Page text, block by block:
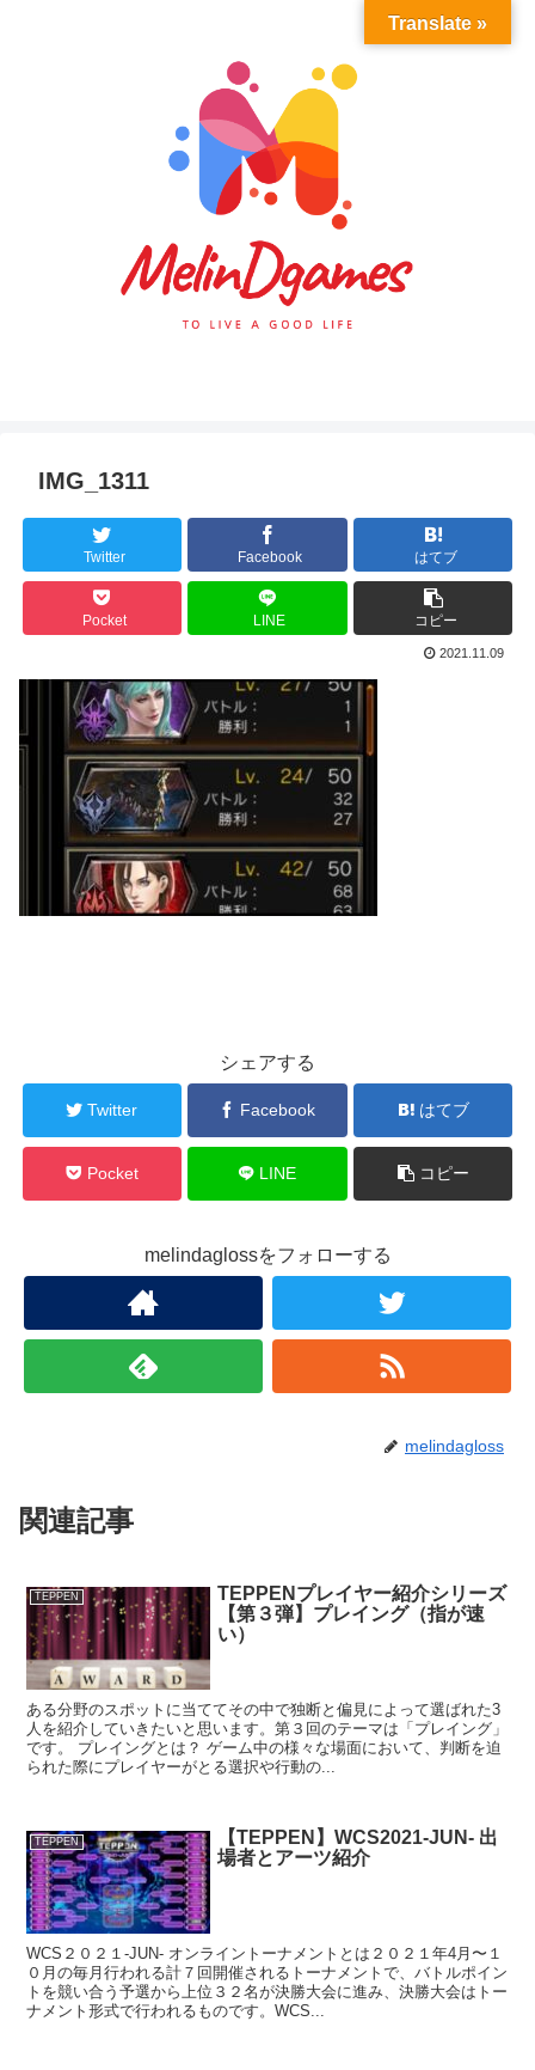
IMG_1311
Twitter Facebook はてブ
Pocket LINE コピー
2021.11.09
シェアする
Twitter Facebook はてブ
Pocket LINE コピー
melindaglossをフォローする
melindagloss
関連記事
TEPPEN
TEPPENプレイヤー紹介シリーズ
【第３弾】プレイング（指が速
い）
ある分野のスポットに当ててその中で独断と偏見によって選ばれた3
人を紹介していきたいと思います。第３回のテーマは「プレイング」
です。 プレイングとは？ ゲーム中の様々な場面において、判断を迫
られた際にプレイヤーがとる選択や行動の...
TEPPEN
【TEPPEN】WCS2021-JUN- 出
場者とアーツ紹介
WCS２０２１-JUN- オンライントーナメントとは２０２１年4月〜１
０月の毎月行われる計７回開催されるトーナメントで、バトルポイン
トを競い合う予選から上位３２名が決勝大会に進み、決勝大会はトー
ナメント形式で行われるものです。WCS...
Translate »